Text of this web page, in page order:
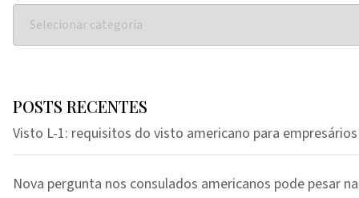
POSTS RECENTES
Visto L-1: requisitos do visto americano para empresários
Nova pergunta nos consulados americanos pode pesar